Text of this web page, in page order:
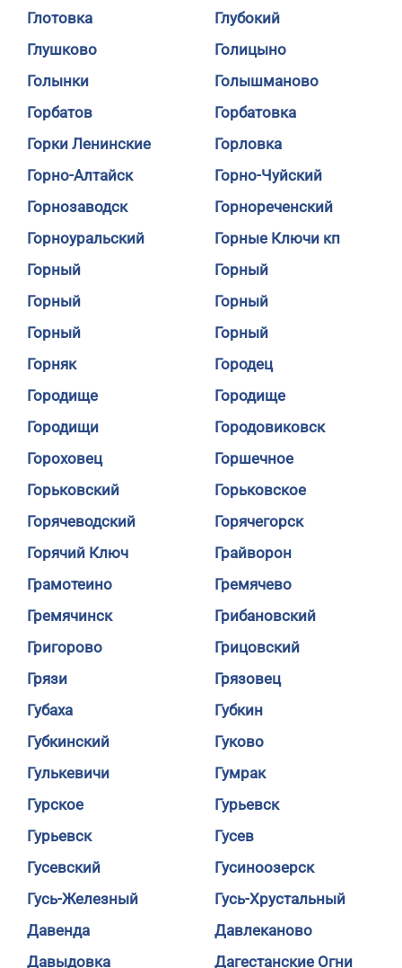
Глотовка
Глубокий
Глушково
Голицыно
Голынки
Голышманово
Горбатов
Горбатовка
Горки Ленинские
Горловка
Горно-Алтайск
Горно-Чуйский
Горнозаводск
Горнореченский
Горноуральский
Горные Ключи кп
Горный
Горный
Горный
Горный
Горный
Горный
Горняк
Городец
Городище
Городище
Городищи
Городовиковск
Гороховец
Горшечное
Горьковский
Горьковское
Горячеводский
Горячегорск
Горячий Ключ
Грайворон
Грамотеино
Гремячево
Гремячинск
Грибановский
Григорово
Грицовский
Грязи
Грязовец
Губаха
Губкин
Губкинский
Гуково
Гулькевичи
Гумрак
Гурское
Гурьевск
Гурьевск
Гусев
Гусевский
Гусиноозерск
Гусь-Железный
Гусь-Хрустальный
Давенда
Давлеканово
Давыдовка
Дагестанские Огни